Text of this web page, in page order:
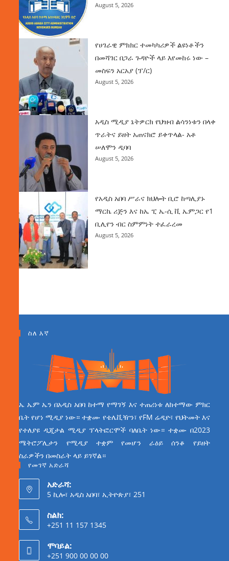
August 5, 2026
የሀገራዊ ምክክር ተመካካሪዎች ልዩነቶችን
በመሻገር በጋራ ጉዳዮች ላይ እየመከሩ ነው –
መስፍን አርአያ (ፕ/ር)
August 5, 2026
አዲስ ሚዲያ ኔትዎርክ የህዝብ ልሳንነቱን በላቀ
ጥራትና ይዘት አጠናክሮ ይቀጥላል- አቶ
ሠለሞን ዲባባ
August 5, 2026
የአዲስ አበባ ሥራና ክህሎት ቢሮ ከጣሊያኑ
ማርኬ ሪጅን እና ከኤ ፒ ኤ-ሲ ቪ ኤምጋር የ1
ቢሊየን ብር ስምምነት ተፈራረመ
August 5, 2026
ስለ እኛ
ኤ ኤም ኤን በአዲስ አበባ ከተማ የማገኝ እና ተጠሪነቱ ለከተማው ምክር
ቤት የሆነ ሚዲያ ነው። ተቋሙ የቴሌቪዥን፣ የFM ሬዲዮ፣ የህትመት እና
የተለያዩ ዲጂታል ሚዲያ ፕላትፎርሞች ባለቤት ነው። ተቋሙ በ2023
ሜትሮፖሊታን የሚዲያ ተቋም የመሆን ራዕይ ሰንቆ የይዘት
ስራዎችን በመስራት ላይ ይገኛል።
የመገኛ አድራሻ
አድራሻ:
5 ኪሎ፣ አዲስ አበባ፣ ኢትዮጵያ፣ 251
ስልክ:
+251 11 157 1345
ሞባይል:
+251 900 00 00 00